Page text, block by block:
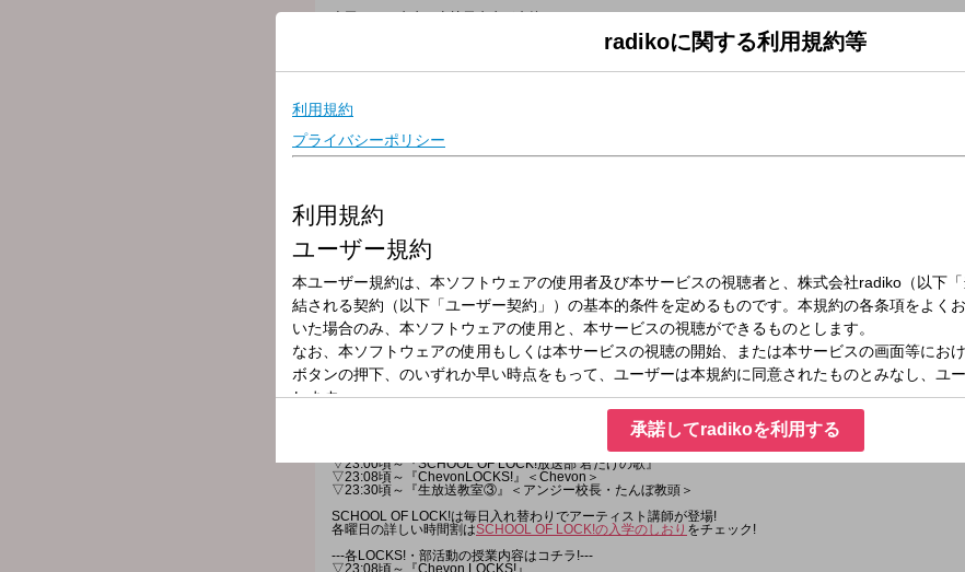
「私史上初となる一人焼肉を経験！」
今夜は生徒の君の”史上初”となる出来事を教えてほしい！
楽曲の感想、ミュージックビデオの感想も待ってます♪
さらに！今年のマイナビ閃光ライオット2026の応援アンバサダーに就任した
天先生に、就任の意気込みも聞いていきます！
Buddiesのみんな！今夜も夜10時にラジオの前に集合！！
---番組へのメッセージはコチラから!---
◇学校掲示板に書き込む
（掲示板は登録無料のアプリです!）
◇メールを送る
◇公式LINEアカウントから送る
◇FAXを送る：03-3221-1800
★番組WEBサイトはコチラ!
【今夜の時間割】
▽22:00～『生放送教室①』＜アンジー校長・たんぼ教頭＞
▽22:30頃～『生放送教室②』＜アンジー校長・たんぼ教頭＞
▽22:55頃～(一部地域を除き)『リズム＆メモリー』
▽23:00頃～『SCHOOL OF LOCK!放送部 君だけの歌』
▽23:08頃～『ChevonLOCKS!』＜Chevon＞
▽23:30頃～『生放送教室③』＜アンジー校長・たんぼ教頭＞
SCHOOL OF LOCK!は毎日入れ替わりでアーティスト講師が登場!
各曜日の詳しい時間割はSCHOOL OF LOCK!の入学のしおり をチェック!
---各LOCKS!・部活動の授業内容はコチラ!---
▽23:08頃～『Chevon LOCKS!』
radikoに関する利用規約等
承諾してradikoを利用する